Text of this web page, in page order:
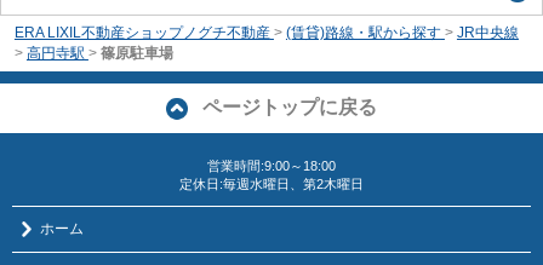
ERA LIXIL不動産ショップノグチ不動産 > (賃貸)路線・駅から探す > JR中央線
> 高円寺駅 > 篠原駐車場
ページトップに戻る
営業時間:9:00～18:00
定休日:毎週水曜日、第2木曜日
ホーム